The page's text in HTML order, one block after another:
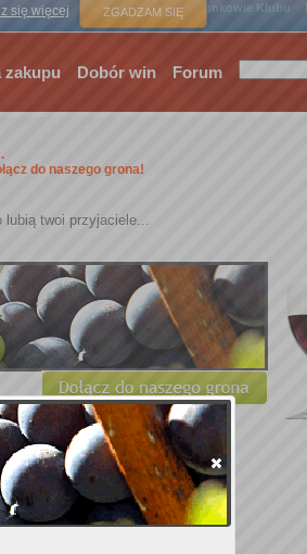
się więcej ZGADZAM SIĘ
Strona główna Członkowie Klubu
zakupu Dobór win Forum
do naszego grona!
lubią twoi przyjaciele...